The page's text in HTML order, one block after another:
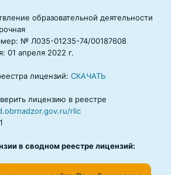
образовательной деятельности
№ Л035-01235-74/00187608
01 апреля 2022 г.
лицензий: СКАЧАТЬ
лицензию в реестре
rlic
в сводном реестре лицензий: